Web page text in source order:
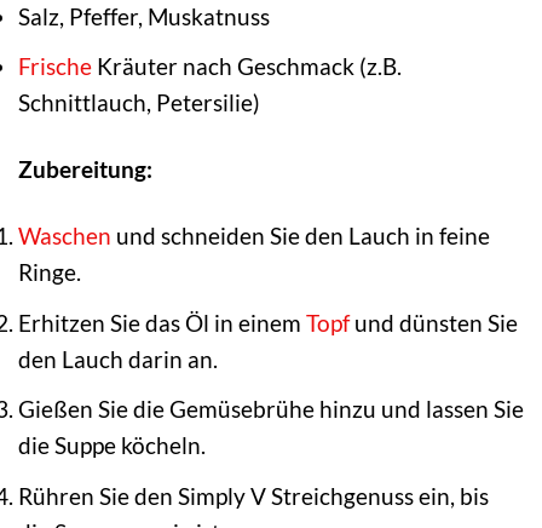
Salz, Pfeffer, Muskatnuss
Frische Kräuter nach Geschmack (z.B.
Schnittlauch, Petersilie)
Zubereitung:
Waschen und schneiden Sie den Lauch in feine
Ringe.
Erhitzen Sie das Öl in einem Topfund dünsten Sie
den Lauch darin an.
Gießen Sie die Gemüsebrühe hinzu und lassen Sie
die Suppe köcheln.
Rühren Sie den Simply V Streichgenuss ein, bis